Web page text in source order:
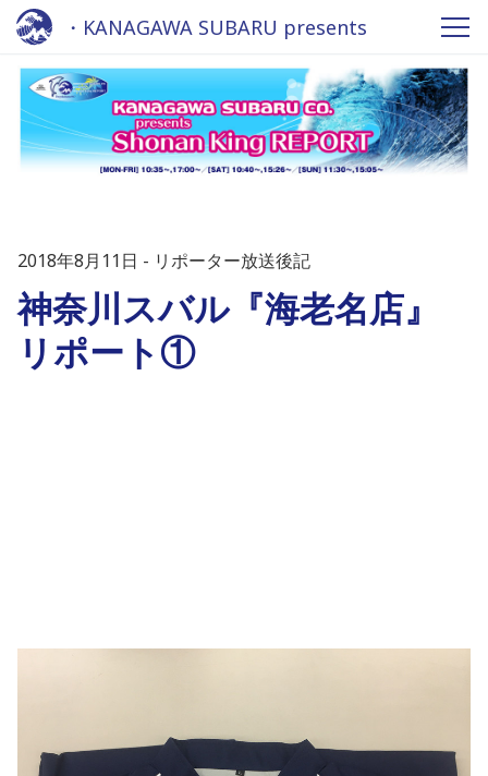
・KANAGAWA SUBARU presents
Shonan King REPORT - Fm yokohama
84.7
2018年8月11日 リポーター放送後記
神奈川スバル『海老名店』
リポート①